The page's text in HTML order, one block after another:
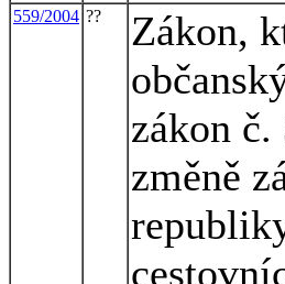
559/2004 ??
Zákon,
zákon č.
změně